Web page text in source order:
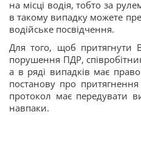
на місці водія, тобто за
в такому випадку можете
водійське посвідчення.
Для того, щоб притягнути
порушення ПДР,
а в ряді випадків має
постанову про
протокол має передувати
навпаки.